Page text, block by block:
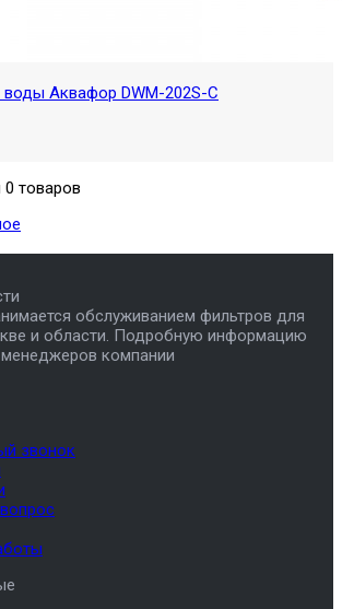
воды Аквафор DWM-202S-C
0 товаров
обслуживанием фильтров для
и области. Подробную информацию
компании
звонок